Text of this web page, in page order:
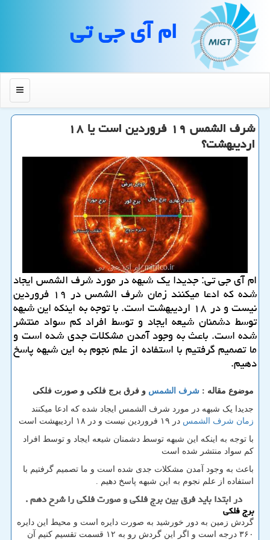
ام آی جی تی
منو
شرف الشمس ۱۹ فروردین است یا ۱۸
اردیبهشت؟
ام آی جی تی: جدیدا یك شبهه در مورد شرف الشمس ایجاد
شده كه ادعا میكنند زمان شرف الشمس در ۱۹ فروردین
نیست و در ۱۸ اردیبهشت است. با توجه به اینكه این شبهه
توسط دشمنان شیعه ایجاد و توسط افراد كم سواد منتشر
شده است. باعث به وجود آمدن مشكلات جدی شده است و
ما تصمیم گرفتیم با استفاده از علم نجوم به این شبهه پاسخ
دهیم.
موضوع مقاله : شرف الشمس و فرق برج فلکی و صورت فلکی
جدیدا یک شبهه در مورد شرف الشمس ایجاد شده که ادعا میکنند
زمان شرف الشمس در ۱۹ فروردین نیست و در ۱۸ اردیبهشت است
با توجه به اینکه این شبهه توسط دشمنان شیعه ایجاد و توسط افراد
کم سواد منتشر شده است
باعث به وجود آمدن مشکلات جدی شده است و ما تصمیم گرفتیم با
استفاده از علم نجوم به این شبهه پاسخ دهیم .
در ابتدا باید فرق بین برج فلکی و صورت فلکی را شرح دهم .
برج فلکی
گردش زمین به دور خورشید به صورت دایره است و محیط این دایره
۳۶۰ درجه است و اگر این گردش رو به ۱۲ قسمت تقسیم کنیم آن